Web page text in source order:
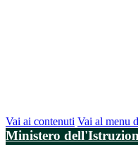
Vai ai contenuti Vai al menu
Ministero